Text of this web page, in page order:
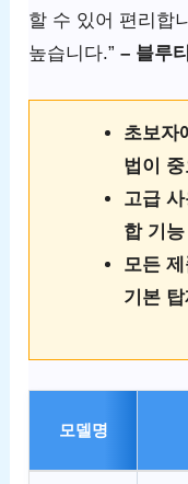
할 수 있어 편리합
높습니다.” – 블루
초보자
법이
고급
합 기
모든
기본 탑
모델명